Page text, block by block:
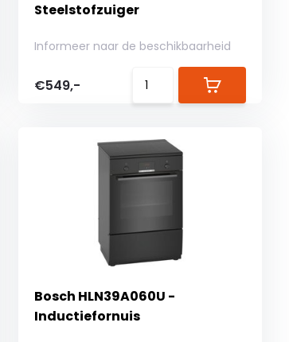
Steelstofzuiger
Informeer naar de beschikbaarheid
€549,-
Bosch HLN39A060U -
Inductiefornuis